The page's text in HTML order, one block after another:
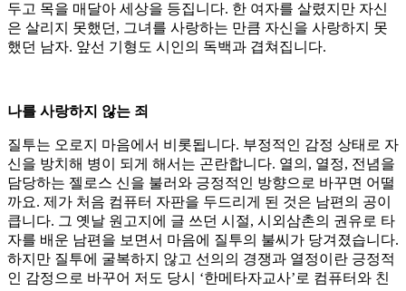
두고 목을 매달아 세상을 등집니다. 한 여자를 살렸지만 자신
은 살리지 못했던, 그녀를 사랑하는 만큼 자신을 사랑하지 못
했던 남자. 앞선 기형도 시인의 독백과 겹쳐집니다.
나를 사랑하지 않는 죄
질투는 오로지 마음에서 비롯됩니다. 부정적인 감정 상태로 자
신을 방치해 병이 되게 해서는 곤란합니다. 열의, 열정, 전념을
담당하는 젤로스 신을 불러와 긍정적인 방향으로 바꾸면 어떨
까요. 제가 처음 컴퓨터 자판을 두드리게 된 것은 남편의 공이
큽니다. 그 옛날 원고지에 글 쓰던 시절, 시외삼촌의 권유로 타
자를 배운 남편을 보면서 마음에 질투의 불씨가 당겨졌습니다.
하지만 질투에 굴복하지 않고 선의의 경쟁과 열정이란 긍정적
인 감정으로 바꾸어 저도 당시 ‘한메타자교사’로 컴퓨터와 친